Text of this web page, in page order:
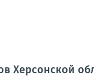
Херсонской